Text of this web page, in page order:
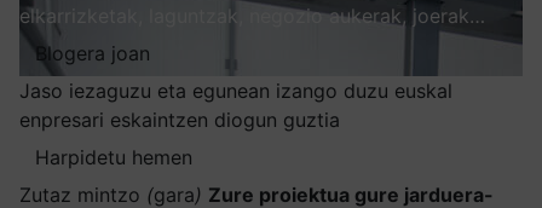
elkarrizketak, laguntzak, negozio aukerak, joerak…
Blogera joan
Jaso iezaguzu eta egunean izango duzu euskal
enpresari eskaintzen diogun guztia
Harpidetu hemen
Zutaz mintzo (gara) Zure proiektua gure jarduera-